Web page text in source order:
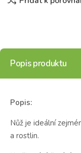
Popis produktu
Popis:
Nůž je ideální
a rostlin.